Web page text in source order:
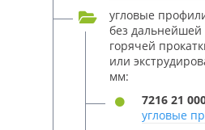
угловые
без дальнейшей
горячей
или
мм:
7216 21
угловые